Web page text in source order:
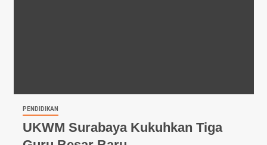
PENDIDIKAN
UKWM Surabaya Kukuhkan Tiga